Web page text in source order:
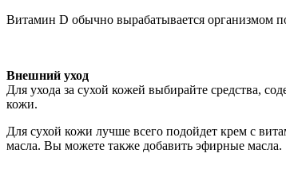
Витамин D обычно вырабатывается организмом
Внешний уход
Для ухода за сухой кожей выбирайте средства,
кожи.
Для сухой кожи лучше всего подойдет крем с
масла. Вы можете также добавить эфирные масла.